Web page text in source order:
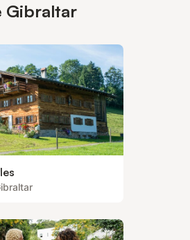
Gibraltar